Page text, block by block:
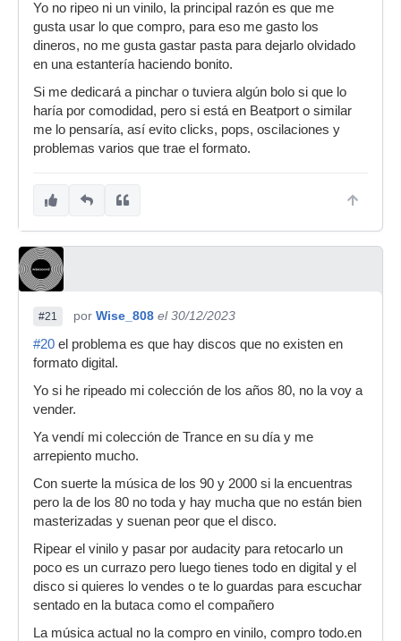
Yo no ripeo ni un vinilo, la principal razón es que me
gusta usar lo que compro, para eso me gasto los
dineros, no me gusta gastar pasta para dejarlo olvidado
en una estantería haciendo bonito.
Si me dedicará a pinchar o tuviera algún bolo si que lo
haría por comodidad, pero si está en Beatport o similar
me lo pensaría, así evito clicks, pops, oscilaciones y
problemas varios que trae el formato.
#21 por Wise_808 el 30/12/2023
#20 el problema es que hay discos que no existen en
formato digital.
Yo si he ripeado mi colección de los años 80, no la voy a
vender.
Ya vendí mi colección de Trance en su día y me
arrepiento mucho.
Con suerte la música de los 90 y 2000 si la encuentras
pero la de los 80 no toda y hay mucha que no están bien
masterizadas y suenan peor que el disco.
Ripear el vinilo y pasar por audacity para retocarlo un
poco es un currazo pero luego tienes todo en digital y el
disco si quieres lo vendes o te lo guardas para escuchar
sentado en la butaca como el compañero
La música actual no la compro en vinilo, compro todo.en